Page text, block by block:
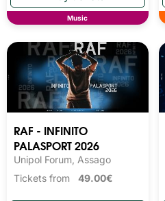
Music
RAF - INFINITO
PALASPORT 2026
Unipol Forum, Assago
Tickets from 49.00€